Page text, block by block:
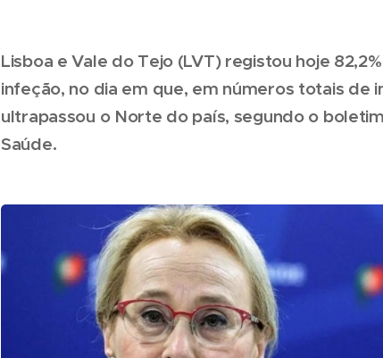
Lisboa e Vale do Tejo (LVT) registou hoje
infeção, no dia em que, em números totais de
ultrapassou o Norte do país, segundo o
Saúde.